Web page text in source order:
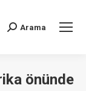
Arama
önünde